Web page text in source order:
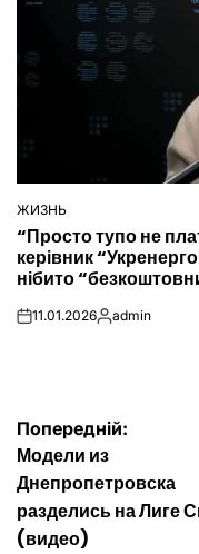
ОПУБЛІКУВАТИ
У
ЖИЗНЬ
“Просто тупо не
керівник
нібито
on11.01.2026Опубліковано
admin
Навігація
записів
Попередній:
Модели из
Днепропетровска
разделись на Лиге
(видео)